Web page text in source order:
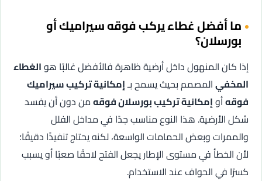
ما أفضل غطاء يركب فوقه سيراميك أو
بورسلان؟
إذا كان المنهول داخل أرضية ظاهرة فالأفضل غالبًا هوالغطاء
المخفيالمصمم بحيث يسمح بـإمكانية تركيب سيراميك
فوقهأوإمكانية تركيب بورسلان فوقهمن دون أن يفسد
شكل الأرضية. هذا النوع مناسب جدًا في مداخل الفلل
والممرات وبعض الحمامات الواسعة، لكنه يحتاج تنفيذًا دقيقًا؛
لأن الخطأ في مستوى الإطار يجعل الفتح لاحقًا صعبًا أو يسبب
كسرًا في الحواف عند الاستخدام.